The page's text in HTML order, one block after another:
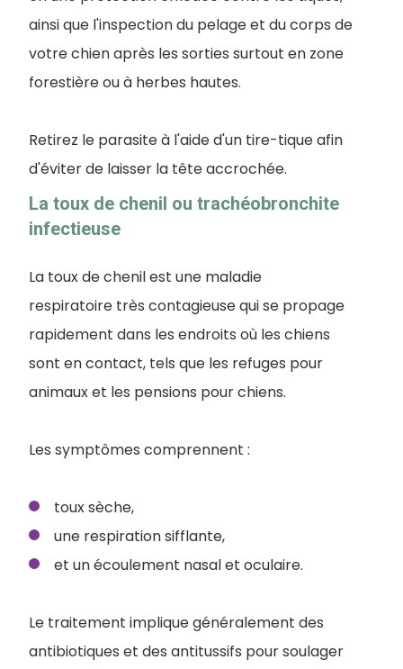
ainsi que l'inspection du pelage et du corps de
votre chien après les sorties surtout en zone
forestière ou à herbes hautes.
Retirez le parasite à l'aide d'un tire-tique afin
d'éviter de laisser la tête accrochée.
La toux de chenil ou trachéobronchite
infectieuse
La toux de chenil est une maladie
respiratoire très contagieuse qui se propage
rapidement dans les endroits où les chiens
sont en contact, tels que les refuges pour
animaux et les pensions pour chiens.
Les symptômes comprennent :
toux sèche,
une respiration sifflante,
et un écoulement nasal et oculaire.
Le traitement implique généralement des
antibiotiques et des antitussifs pour soulager